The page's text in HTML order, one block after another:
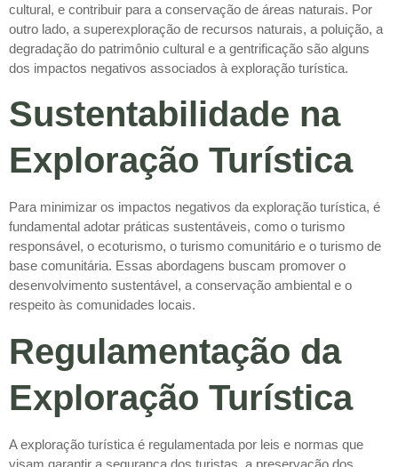
cultural, e contribuir para a conservação de áreas naturais. Por
outro lado, a superexploração de recursos naturais, a poluição, a
degradação do patrimônio cultural e a gentrificação são alguns
dos impactos negativos associados à exploração turística.
Sustentabilidade na
Exploração Turística
Para minimizar os impactos negativos da exploração turística, é
fundamental adotar práticas sustentáveis, como o turismo
responsável, o ecoturismo, o turismo comunitário e o turismo de
base comunitária. Essas abordagens buscam promover o
desenvolvimento sustentável, a conservação ambiental e o
respeito às comunidades locais.
Regulamentação da
Exploração Turística
A exploração turística é regulamentada por leis e normas que
visam garantir a segurança dos turistas, a preservação dos